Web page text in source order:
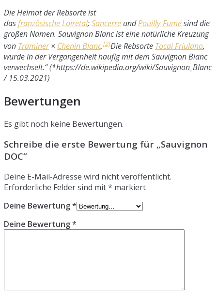
Die Heimat der Rebsorte ist
dasfranzösischeLoiretal;Sancerre undPouilly-Fumésind die
großen Namen. Sauvignon Blanc ist eine natürliche Kreuzung
von Traminer× Chenin Blanc.[2]Die Rebsorte Tocai Friulano,
wurde in der Vergangenheit häufig mit dem Sauvignon Blanc
verwechselt.“ (*https://de.wikipedia.org/wiki/Sauvignon_Blanc
/ 15.03.2021)
Bewertungen
Es gibt noch keine Bewertungen.
Schreibe die erste Bewertung für „Sauvignon
DOC“
Deine E-Mail-Adresse wird nicht veröffentlicht.
Erforderliche Felder sind mit* markiert
Deine Bewertung*
Deine Bewertung*